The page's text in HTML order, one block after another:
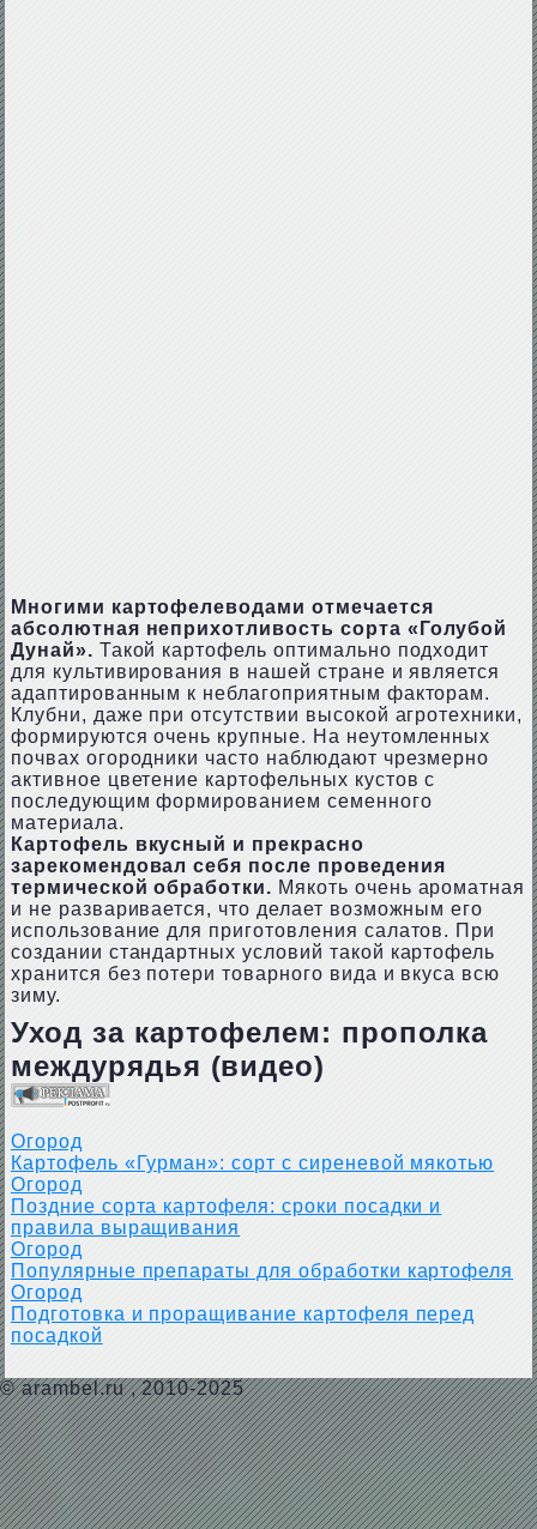
Многими картофелеводами отмечается
абсолютная неприхотливость сорта «Голубой
Дунай». Такой картофель оптимально подходит
для культивирования в нашей стране и является
адаптированным к неблагоприятным факторам.
Клубни, даже при отсутствии высокой агротехники,
формируются очень крупные. На неутомленных
почвах огородники часто наблюдают чрезмерно
активное цветение картофельных кустов с
последующим формированием семенного
материала.
Картофель вкусный и прекрасно
зарекомендовал себя после проведения
термической обработки. Мякоть очень ароматная
и не разваривается, что делает возможным его
использование для приготовления салатов. При
создании стандартных условий такой картофель
хранится без потери товарного вида и вкуса всю
зиму.
Уход за картофелем: прополка
междурядья (видео)
Огород
Картофель «Гурман»: сорт с сиреневой мякотью
Огород
Поздние сорта картофеля: сроки посадки и
правила выращивания
Огород
Популярные препараты для обработки картофеля
Огород
Подготовка и проращивание картофеля перед
посадкой
© arambel.ru, 2010-2025